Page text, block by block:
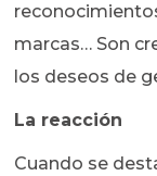
marcas… Son
los deseos de
La reacción
Cuando se